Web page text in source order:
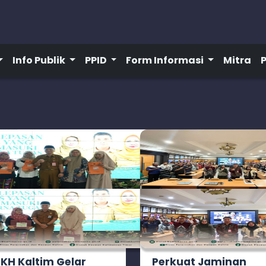
Info Publik PPID Form Informasi Mitra
Kaltim Gelar Perkuat Jaminan